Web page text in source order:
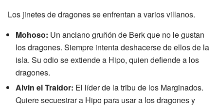
Los jinetes de dragones se enfrentan a varios villanos.
Mohoso: Un anciano gruñón de Berk que no le gustan
los dragones. Siempre intenta deshacerse de ellos de la
isla. Su odio se extiende a Hipo, quien defiende a los
dragones.
Alvin el Traidor: El líder de la tribu de los Marginados.
Quiere secuestrar a Hipo para usar a los dragones y